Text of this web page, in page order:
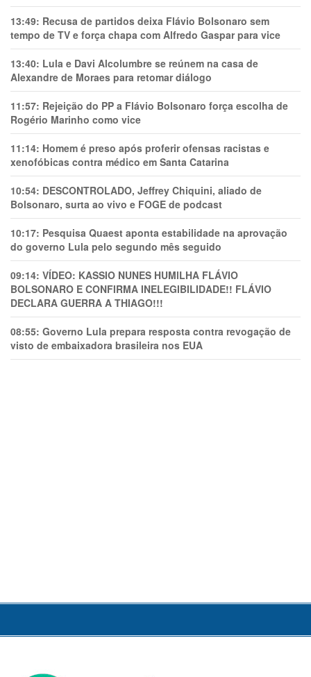
13:49: Recusa de partidos deixa Flávio Bolsonaro sem
tempo de TV e força chapa com Alfredo Gaspar para vice
13:40: Lula e Davi Alcolumbre se reúnem na casa de
Alexandre de Moraes para retomar diálogo
11:57: Rejeição do PP a Flávio Bolsonaro força escolha de
Rogério Marinho como vice
11:14: Homem é preso após proferir ofensas racistas e
xenofóbicas contra médico em Santa Catarina
10:54: DESCONTROLADO, Jeffrey Chiquini, aliado de
Bolsonaro, surta ao vivo e FOGE de podcast
10:17: Pesquisa Quaest aponta estabilidade na aprovação
do governo Lula pelo segundo mês seguido
09:14: VÍDEO: KASSIO NUNES HUMlLHA FLÁVIO
BOLSONARO E CONFIRMA INELEGIBILIDADE!! FLÁVIO
DECLARA GUERRA A THIAGO!!!
08:55: Governo Lula prepara resposta contra revogação de
visto de embaixadora brasileira nos EUA